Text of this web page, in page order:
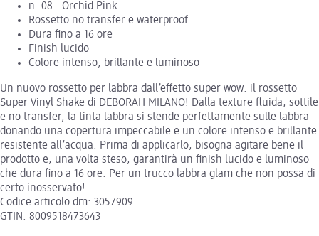
n. 08 - Orchid Pink
Rossetto no transfer e waterproof
Dura fino a 16 ore
Finish lucido
Colore intenso, brillante e luminoso
Un nuovo rossetto per labbra dall’effetto super wow: il rossetto
Super Vinyl Shake di DEBORAH MILANO! Dalla texture fluida, sottile
e no transfer, la tinta labbra si stende perfettamente sulle labbra
donando una copertura impeccabile e un colore intenso e brillante
resistente all’acqua. Prima di applicarlo, bisogna agitare bene il
prodotto e, una volta steso, garantirà un finish lucido e luminoso
che dura fino a 16 ore. Per un trucco labbra glam che non possa di
certo inosservato!
Codice articolo dm: 3057909
GTIN: 8009518473643